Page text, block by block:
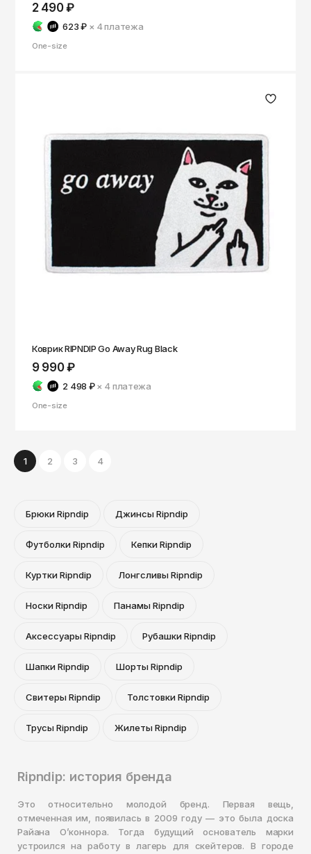
2 490 ₽
623 ₽ × 4платежа
One-size
Коврик RIPNDIP Go Away Rug Black
9 990 ₽
2 498 ₽ × 4платежа
One-size
1 2 3 4
Брюки Ripndip Джинсы Ripndip
Футболки Ripndip Кепки Ripndip
Куртки Ripndip Лонгсливы Ripndip
Носки Ripndip Панамы Ripndip
Аксессуары Ripndip Рубашки Ripndip
Шапки Ripndip Шорты Ripndip
Свитеры Ripndip Толстовки Ripndip
Трусы Ripndip Жилеты Ripndip
Ripndip: история бренда
Это относительно молодой бренд. Первая вещь,
отмеченная им, появилась в 2009 году — это была доска
Райана О’коннора. Тогда будущий основатель марки
устроился на работу в лагерь для скейтеров. В городе